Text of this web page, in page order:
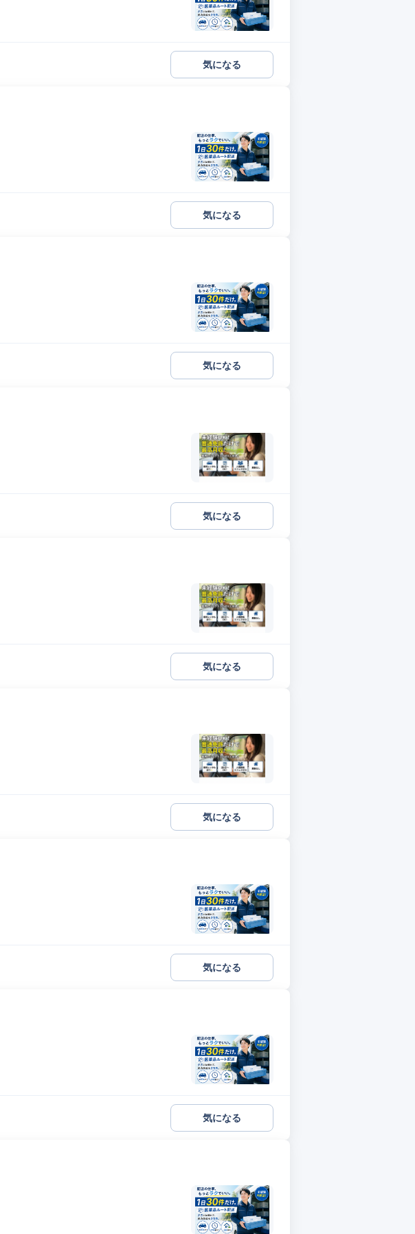
気になる
気になる
気になる
気になる
気になる
気になる
気になる
気になる